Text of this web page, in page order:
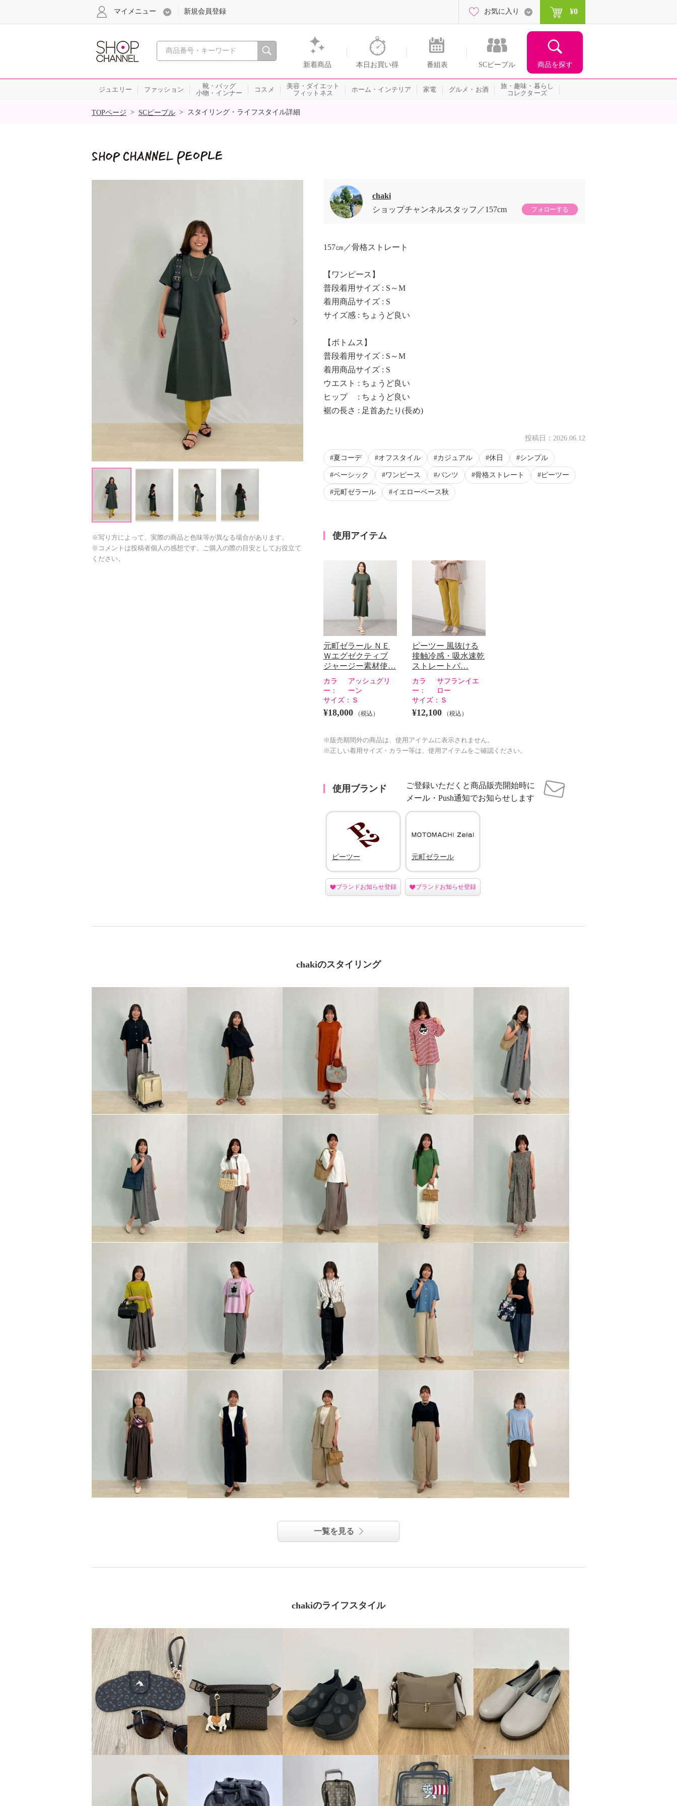
心おどる、瞬間を。通販・テレビショッピングのショップチャンネル
新着商品 本日お買い得 番組表 SCピープル 商品を探す
マイメニュー 新規会員登録 お気に入り ¥0
ジュエリー ファッション
靴・バッグ
小物・インナー
コスメ
美容・ダイエット
フィットネス
ホーム・インテリア 家電 グルメ・お酒
旅・趣味・暮らし
コレクターズ
SALE
TOPページ > SCピープル > スタイリング・ライフスタイル詳細
※写り方によって、実際の商品と色味等が異なる場合があります。
※コメントは投稿者個人の感想です。ご購入の際の目安としてお役立て
ください。
chaki
ショップチャンネルスタッフ
157cm フォローする
157㎝／骨格ストレート
【ワンピース】
普段着用サイズ : S～M
着用商品サイズ : S
サイズ感 : ちょうど良い
【ボトムス】
普段着用サイズ : S～M
着用商品サイズ : S
ウエスト : ちょうど良い
ヒップ : ちょうど良い
裾の長さ : 足首あたり(長め)
投稿日： 2026.06.12
夏コーデ オフスタイル カジュアル 休日 シンプル
ベーシック ワンピース パンツ 骨格ストレート ピーツー
元町ゼラール イエローベース秋
使用アイテム
元町ゼラール ＮＥ
Ｗエグゼクティブ
ジャージー素材使…
カラ
ー：
アッシュグリ
ーン
サイズ： Ｓ
¥18,000 （税込）
ピーツー 風抜ける
接触冷感・吸水速乾
ストレートパ…
カラ
ー：
サフランイエ
ロー
サイズ： Ｓ
¥12,100 （税込）
※販売期間外の商品は、使用アイテムに表示されません。
※正しい着用サイズ・カラー等は、使用アイテムをご確認ください。
使用ブランド
ご登録いただくと商品販売開始時に
メール・Push通知でお知らせします
ピーツー
ブランドお知らせ登録
元町ゼラール
ブランドお知らせ登録
chakiのスタイリング
一覧を見る
chakiのライフスタイル